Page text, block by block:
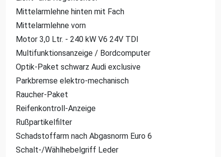
Mittelarmlehne hinten mit Fach
Mittelarmlehne vorn
Motor 3,0 Ltr. - 240 kW V6 24V TDI
Multifunktionsanzeige / Bordcomputer
Optik-Paket schwarz Audi exclusive
Parkbremse elektro-mechanisch
Raucher-Paket
Reifenkontroll-Anzeige
Rußpartikelfilter
Schadstoffarm nach Abgasnorm Euro 6
Schalt-/Wählhebelgriff Leder